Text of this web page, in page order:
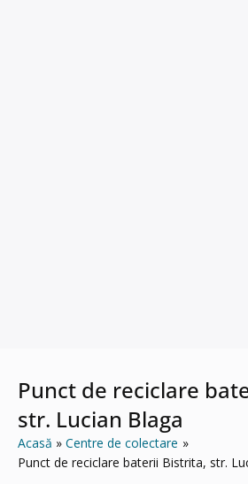
Punct de reciclare
str. Lucian Blaga
Acasă
Centre de colectare
Punct de reciclare baterii Bistrita, str.